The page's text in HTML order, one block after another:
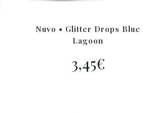
Nuvo • Glitter Drops Blue
Lagoon
3,45€